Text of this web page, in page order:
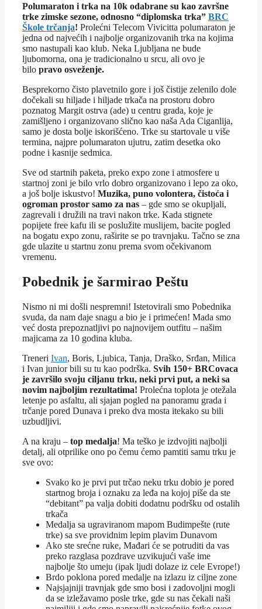
Polumaraton i trka na 10k odabrane su kao završne
trke zimske sezone, odnosno “diplomska trka” BRC
Škole trčanja! Prolećni Telecom Vivicitta polumaraton je
jedna od najvećih i najbolje organizovanih trka na kojima
smo nastupali kao klub. Neka Ljubljana ne bude
ljubomorna, ona je tradicionalno u srcu, ali ovo je
bilo pravo osveženje.
Besprekorno čisto plavetnilo gore i još čistije zelenilo dole
dočekali su hiljade i hiljade trkača na prostoru dobro
poznatog Margit ostrva (ade) u centru grada, koje je
zamišljeno i organizovano slično kao naša Ada Ciganlija,
samo je dosta bolje iskorišćeno. Trke su startovale u više
termina, najpre polumaraton ujutru, zatim desetka oko
podne i kasnije sedmica.
Sve od startnih paketa, preko expo zone i atmosfere u
startnoj zoni je bilo vrlo dobro organizovano i lepo za oko,
a još bolje iskustvo! Muzika, puno volontera, čistoća i
ogroman prostor samo za nas – gde smo se okupljali,
zagrevali i družili na travi nakon trke. Kada stignete
popijete free kafu ili se poslužite muslijem, bacite pogled
na bogatu expo zonu, raširite se po travnjaku. Tačno se zna
gde ulazite u startnu zonu prema svom očekivanom
vremenu.
Pobednik je šarmirao Peštu
Nismo ni mi došli nespremni! Istetovirali smo Pobednika
svuda, da nam daje snagu a bio je i primećen! Mada smo
već dosta prepoznatljivi po najnovijem outfitu – našim
majicama za 10 godina kluba.
Treneri Ivan, Boris, Ljubica, Tanja, Draško, Srđan, Milica
i Ivan junior bili su tu kao podrška. Svih 150+ BRCovaca
je završilo svoju ciljanu trku, neki prvi put, a neki sa
novim najboljim rezultatima! Prolećna toplota je otežala
letenje po asfaltu, ali sjajan pogled na panoramu grada i
trčanje pored Dunava i preko dva mosta itekako su bili
uzbudljivi.
A na kraju – top medalja! Ma teško je izdvojiti najbolji
detalj, ali otprilike ono po čemu ćemo pamtiti samu trku je
sve ovo:
Svako ko je prvi put trčao neku trku dobio je pored
startnog broja i oznaku za leđa na kojoj piše da ste
“debitant” pa valja dobiti dodatnu podršku od ostalih
trkača
Medalja sa ugraviranom mapom Budimpešte (rute
trke) sa sve providnim lepim plavim Dunavom
Ako ste srećne ruke, Mađari će se potruditi da vas
preko razglasa pozdrave uzvikujući vaše ime
najbolje što umeju (ipak ljudi dolaze iz cele Evrope!)
Brdo poklona pored medalje na izlazu iz ciljne zone
Najsjajniji travnjak gde smo bosi i zadovoljni mogli
da se izležavamo posle trke, gde su nas čekali naši